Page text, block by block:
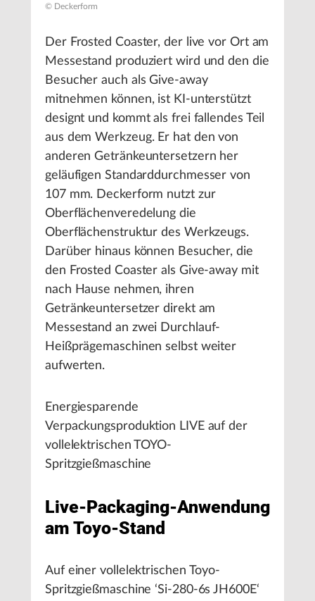
© Deckerform
Der Frosted Coaster, der live vor Ort am
Messestand produziert wird und den die
Besucher auch als Give-away
mitnehmen können, ist KI-unterstützt
designt und kommt als frei fallendes Teil
aus dem Werkzeug. Er hat den von
anderen Getränkeuntersetzern her
geläufigen Standarddurchmesser von
107 mm. Deckerform nutzt zur
Oberflächenveredelung die
Oberflächenstruktur des Werkzeugs.
Darüber hinaus können Besucher, die
den Frosted Coaster als Give-away mit
nach Hause nehmen, ihren
Getränkeuntersetzer direkt am
Messestand an zwei Durchlauf-
Heißprägemaschinen selbst weiter
aufwerten.
Energiesparende
Verpackungsproduktion LIVE auf der
vollelektrischen TOYO-
Spritzgießmaschine
Live-Packaging-Anwendung
am Toyo-Stand
Auf einer vollelektrischen Toyo-
Spritzgießmaschine ‘Si-280-6s JH600E‘